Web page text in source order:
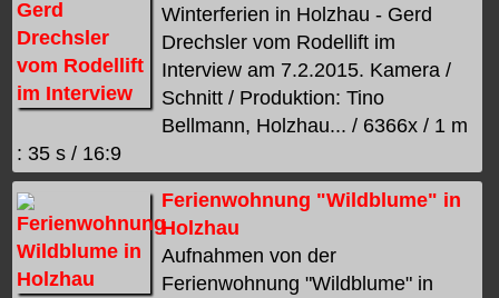
Winterferien in Holzhau - Gerd
Drechsler vom Rodellift im
Interview am 7.2.2015. Kamera /
Schnitt / Produktion: Tino
Bellmann, Holzhau... / 6366x / 1 m
: 35 s / 16:9
Ferienwohnung "Wildblume" in
Holzhau
Aufnahmen von der
Ferienwohnung "Wildblume" in